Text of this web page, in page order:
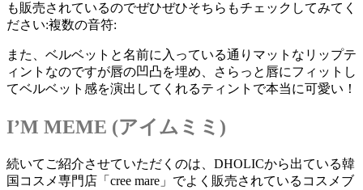
も販売されているのでぜひぜひそちらもチェックしてみてく
ださい:複数の音符:
また、ベルベットと名前に入っている通りマットなリップテ
ィントなのですが唇の凹凸を埋め、さらっと唇にフィットし
てベルベット感を演出してくれるティントで本当に可愛い！
I’M MEME (アイムミミ)
続いてご紹介させていただくのは、DHOLICから出ている韓
国コスメ専門店「cree mare」でよく販売されているコスメブ